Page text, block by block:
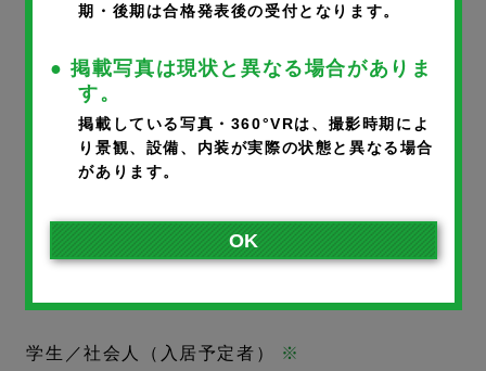
※ご入力いただいたメールアドレスに完了メールが届きます。
※携帯のアドレスの方は、宛先指定受信で@noka.co.jpをご登録
ください。
入居者さまとの続柄※
学生／社会人（入居予定者）
※
期・後期は合格発表後の受付となります。
● 掲載写真は現状と異なる場合がありま
す。
掲載している写真・360°VRは、撮影時期によ
り景観、設備、内装が実際の状態と異なる場合
があります。
OK